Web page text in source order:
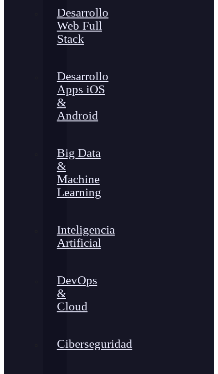
Desarrollo
Web Full
Stack
Desarrollo
Apps iOS
&
Android
Big Data
&
Machine
Learning
Inteligencia
Artificial
DevOps
&
Cloud
Ciberseguridad